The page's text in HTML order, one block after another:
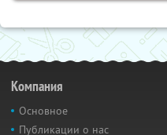
Компания
Основное
Публикации о нас